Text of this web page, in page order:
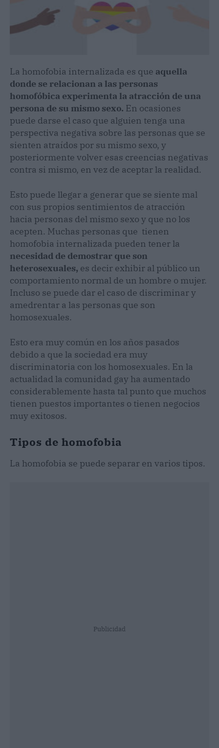
La homofobia internalizada es que aquella
donde se relacionan a las personas
homofóbica experimenta la atracción de una
persona de su mismo sexo. En ocasiones
puede darse el caso que alguien tenga una
perspectiva negativa sobre las personas que se
sienten atraídos por su mismo sexo, y
posteriormente volver esas creencias negativas
contra si mismo, en vez de aceptar la realidad.
Esto puede llegar a generar que se siente mal
con sus propios sentimientos de atracción
hacia personas del mismo sexo y que no los
acepten. Muchas personas que tienen
homofobia internalizada pueden tener la
necesidad de demostrar que son
heterosexuales, es decir exhibir al público un
comportamiento normal de un hombre o mujer.
Incluso se puede dar el caso de discriminar y
amedrentar a las personas que son
homosexuales.
Esto era muy común en los años pasados
debido a que la sociedad era muy
discriminatoria con los homosexuales. En la
actualidad la comunidad gay ha aumentado
considerablemente hasta tal punto que muchos
tienen puestos importantes o tienen negocios
muy exitosos.
Tipos de homofobia
La homofobia se puede separar en varios tipos.
Publicidad